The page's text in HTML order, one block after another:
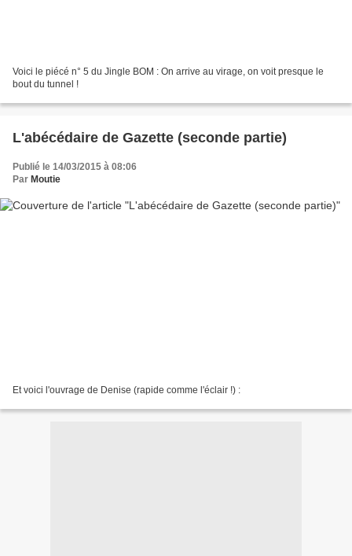
Voici le piécé n° 5 du Jingle BOM : On arrive au virage, on voit presque le
bout du tunnel !
L'abécédaire de Gazette (seconde partie)
Publié le 14/03/2015 à 08:06
Par Moutie
Et voici l'ouvrage de Denise (rapide comme l'éclair !) :